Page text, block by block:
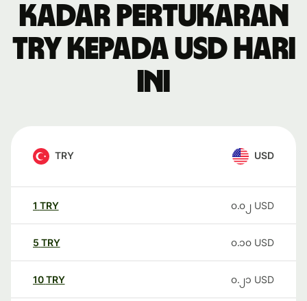
Kadar pertukaran
TRY kepada USD hari
ini
TRY USD
1 TRY ၀.၀၂ USD
5 TRY ၀.၁၀ USD
10TRY ၀.၂၁ USD